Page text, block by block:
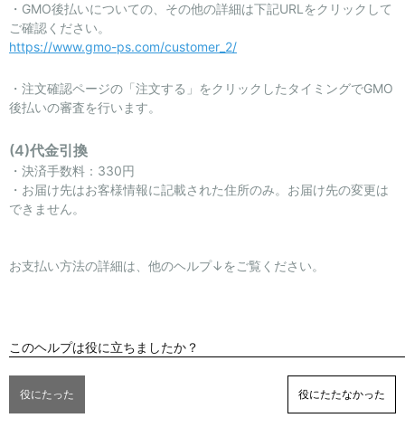
お問い合わせ
・GMO後払いについての、その他の詳細は下記URLをクリックして
ご確認ください。
https://www.gmo-ps.com/customer_2/
・注文確認ページの「注文する」をクリックしたタイミングでGMO
後払いの審査を行います。
(4)代金引換
・決済手数料：330円
・お届け先はお客様情報に記載された住所のみ。お届け先の変更は
できません。
お支払い方法の詳細は、他のヘルプ↓をご覧ください。
このヘルプは役に立ちましたか？
役にたった 役にたたなかった